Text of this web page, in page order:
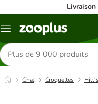
Menu
Rechercher
des
produits
Chat Croquettes